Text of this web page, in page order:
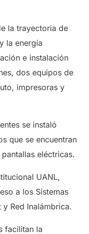
la trayectoria de
la energía
e instalación
dos equipos de
impresoras y
se instaló
que se encuentran
eléctricas.
UANL,
a los Sistemas
Red Inalámbrica.
facilitan la